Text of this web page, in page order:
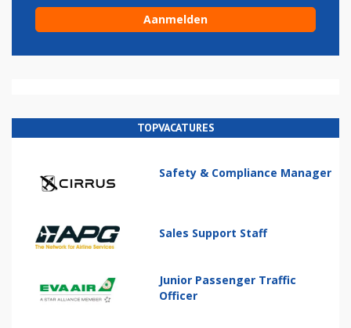
TOPVACATURES
Safety & Compliance Manager
Sales Support Staff
Junior Passenger Traffic
Officer